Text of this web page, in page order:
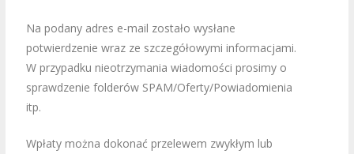
Na podany adres e-mail zostało wysłane
potwierdzenie wraz ze szczegółowymi informacjami.
W przypadku nieotrzymania wiadomości prosimy o
sprawdzenie folderów SPAM/Oferty/Powiadomienia
itp.
Wpłaty można dokonać przelewem zwykłym lub